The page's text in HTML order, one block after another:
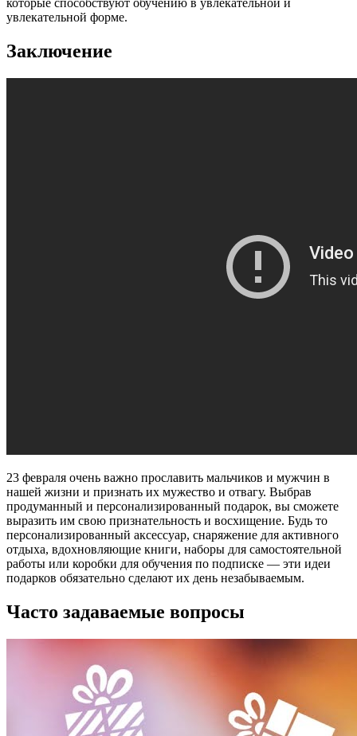
которые способствуют обучению в увлекательной и
увлекательной форме.
Заключение
23 февраля очень важно прославить мальчиков и мужчин в
нашей жизни и признать их мужество и отвагу. Выбрав
продуманный и персонализированный подарок, вы сможете
выразить им свою признательность и восхищение. Будь то
персонализированный аксессуар, снаряжение для активного
отдыха, вдохновляющие книги, наборы для самостоятельной
работы или коробки для обучения по подписке — эти идеи
подарков обязательно сделают их день незабываемым.
Часто задаваемые вопросы